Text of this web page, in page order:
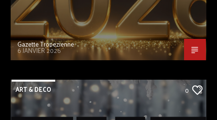
Gazette Tropezienne
6 JANVIER 2026
ART & DECO 0